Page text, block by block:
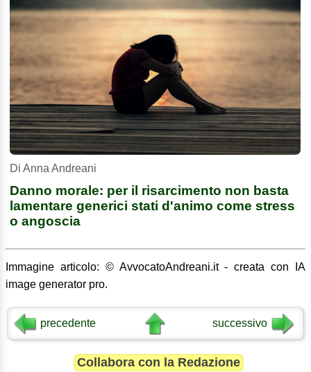
Di Anna Andreani
Danno morale: per il risarcimento non basta
lamentare generici stati d'animo come stress
o angoscia
Immagine articolo: © AvvocatoAndreani.it - creata con IA
image generator pro.
precedente successivo
Collabora con la Redazione